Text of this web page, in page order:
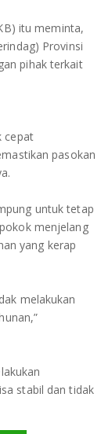
itu meminta,
Provinsi
pihak terkait
cepat
pasokan
untuk tetap
menjelang
yang kerap
melakukan
stabil dan tidak